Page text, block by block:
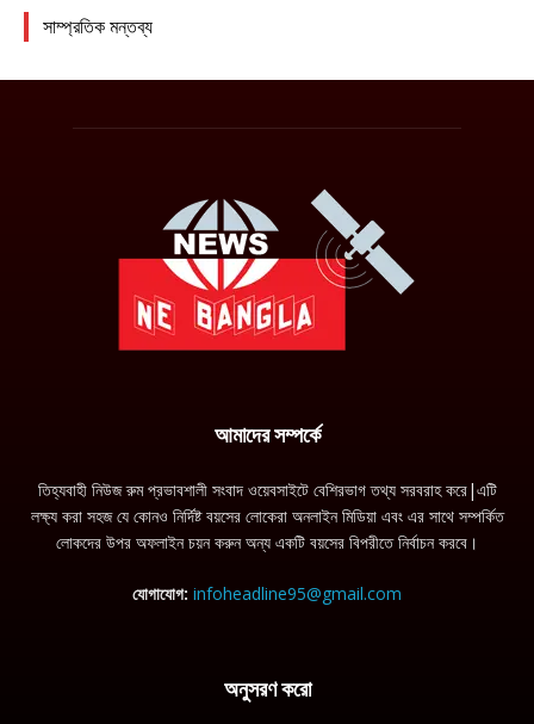
আমাদের সম্পর্কে
তিহ্যবাহী নিউজ রুম প্রভাবশালী সংবাদ ওয়েবসাইটে বেশিরভাগ তথ্য সরবরাহ করে|এটি
লক্ষ্য করা সহজ যে কোনও নির্দিষ্ট বয়সের লোকেরা অনলাইন মিডিয়া এবং এর সাথে সম্পর্কিত
লোকদের উপর অফলাইন চয়ন করুন অন্য একটি বয়সের বিপরীতে নির্বাচন করবে।
যোগাযোগ: infoheadline95@gmail.com
অনুসরণ করো